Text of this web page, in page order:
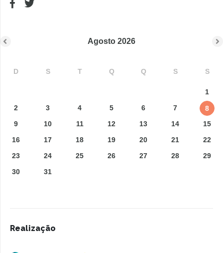
Agosto 2026
D S T Q Q S S
1
2
3 4 5 6 7
8
9
10 11 12 13 14
15
16
17 18 19 20 21
22
23
24 25 26 27 28
29
30
31
Realização